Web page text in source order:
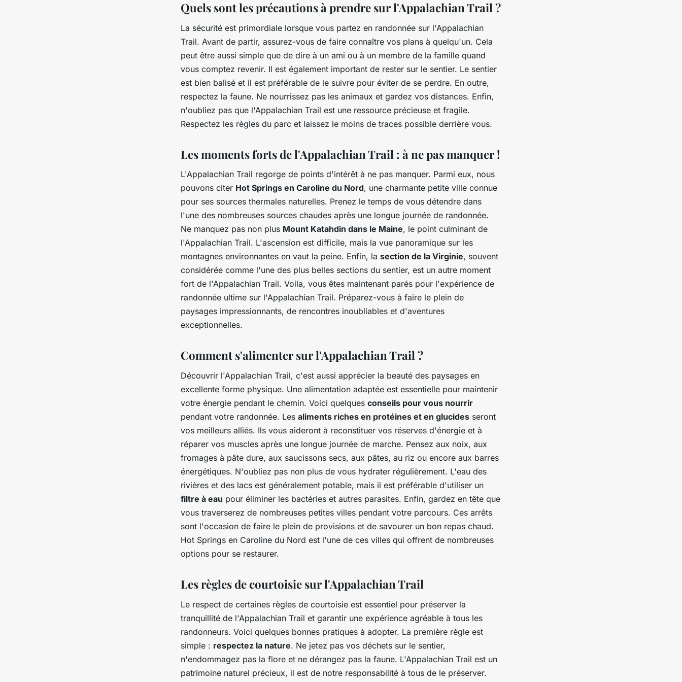
Quels sont les précautions à prendre sur l'Appalachian Trail ?
La sécurité est primordiale lorsque vous partez en randonnée sur l'Appalachian
Trail. Avant de partir, assurez-vous de faire connaître vos plans à quelqu'un. Cela
peut être aussi simple que de dire à un ami ou à un membre de la famille quand
vous comptez revenir. Il est également important de rester sur le sentier. Le sentier
est bien balisé et il est préférable de le suivre pour éviter de se perdre. En outre,
respectez la faune. Ne nourrissez pas les animaux et gardez vos distances. Enfin,
n'oubliez pas que l'Appalachian Trail est une ressource précieuse et fragile.
Respectez les règles du parc et laissez le moins de traces possible derrière vous.
Les moments forts de l'Appalachian Trail : à ne pas manquer !
L'Appalachian Trail regorge de points d'intérêt à ne pas manquer. Parmi eux, nous
pouvons citer Hot Springs en Caroline du Nord, une charmante petite ville connue
pour ses sources thermales naturelles. Prenez le temps de vous détendre dans
l'une des nombreuses sources chaudes après une longue journée de randonnée.
Ne manquez pas non plus Mount Katahdin dans le Maine, le point culminant de
l'Appalachian Trail. L'ascension est difficile, mais la vue panoramique sur les
montagnes environnantes en vaut la peine. Enfin, la section de la Virginie, souvent
considérée comme l'une des plus belles sections du sentier, est un autre moment
fort de l'Appalachian Trail. Voila, vous êtes maintenant parés pour l'expérience de
randonnée ultime sur l'Appalachian Trail. Préparez-vous à faire le plein de
paysages impressionnants, de rencontres inoubliables et d'aventures
exceptionnelles.
Comment s'alimenter sur l'Appalachian Trail ?
Découvrir l'Appalachian Trail, c'est aussi apprécier la beauté des paysages en
excellente forme physique. Une alimentation adaptée est essentielle pour maintenir
votre énergie pendant le chemin. Voici quelques conseils pour vous nourrir
pendant votre randonnée. Les aliments riches en protéines et en glucides seront
vos meilleurs alliés. Ils vous aideront à reconstituer vos réserves d'énergie et à
réparer vos muscles après une longue journée de marche. Pensez aux noix, aux
fromages à pâte dure, aux saucissons secs, aux pâtes, au riz ou encore aux barres
énergétiques. N'oubliez pas non plus de vous hydrater régulièrement. L'eau des
rivières et des lacs est généralement potable, mais il est préférable d'utiliser un
filtre à eau pour éliminer les bactéries et autres parasites. Enfin, gardez en tête que
vous traverserez de nombreuses petites villes pendant votre parcours. Ces arrêts
sont l'occasion de faire le plein de provisions et de savourer un bon repas chaud.
Hot Springs en Caroline du Nord est l'une de ces villes qui offrent de nombreuses
options pour se restaurer.
Les règles de courtoisie sur l'Appalachian Trail
Le respect de certaines règles de courtoisie est essentiel pour préserver la
tranquillité de l'Appalachian Trail et garantir une expérience agréable à tous les
randonneurs. Voici quelques bonnes pratiques à adopter. La première règle est
simple : respectez la nature. Ne jetez pas vos déchets sur le sentier,
n'endommagez pas la flore et ne dérangez pas la faune. L'Appalachian Trail est un
patrimoine naturel précieux, il est de notre responsabilité à tous de le préserver.